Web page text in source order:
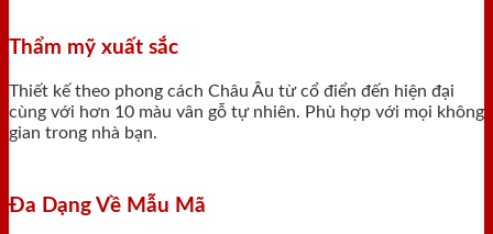
Thẩm mỹ xuất sắc
Thiết kế theo phong cách Châu Âu từ cổ điển đến hiện đại
cùng với hơn 10 màu vân gỗ tự nhiên. Phù hợp với mọi không
gian trong nhà bạn.
Đa Dạng Về Mẫu Mã